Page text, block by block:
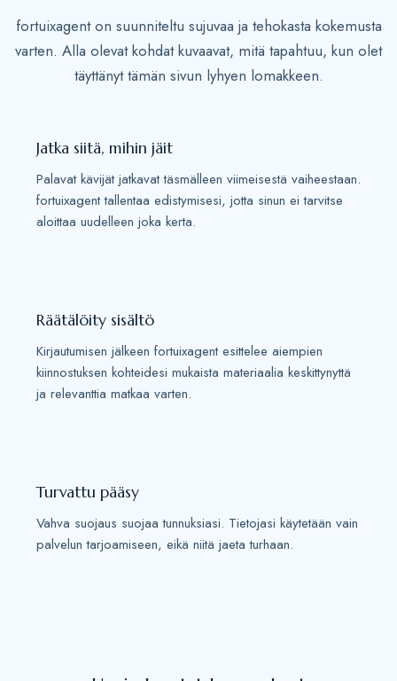
+
1
fortuixagent on suunniteltu sujuvaa ja tehokasta kokemusta
varten. Alla olevat kohdat kuvaavat, mitä tapahtuu, kun olet
täyttänyt tämän sivun lyhyen lomakkeen.
Jatka siitä, mihin jäit
Palavat kävijät jatkavat täsmälleen viimeisestä vaiheestaan.
fortuixagent tallentaa edistymisesi, jotta sinun ei tarvitse
aloittaa uudelleen joka kerta.
Räätälöity sisältö
Kirjautumisen jälkeen fortuixagent esittelee aiempien
kiinnostuksen kohteidesi mukaista materiaalia keskittynyttä
ja relevanttia matkaa varten.
Turvattu pääsy
Vahva suojaus suojaa tunnuksiasi. Tietojasi käytetään vain
palvelun tarjoamiseen, eikä niitä jaeta turhaan.